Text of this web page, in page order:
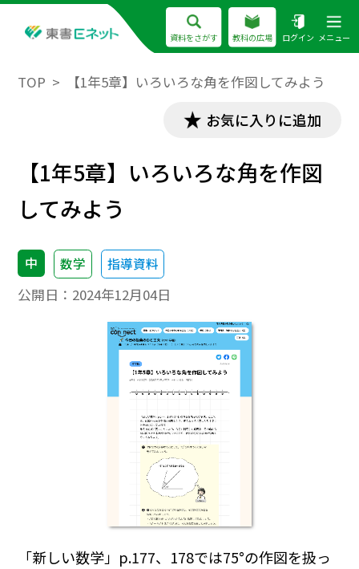
資料をさがす 教科の広場 ログイン メニュー
TOP 【1年5章】いろいろな角を作図してみよう
お気に入りに追加
【1年5章】いろいろな角を作図
してみよう
中 数学 指導資料
公開日： 2024年12月04日
「新しい数学」p.177、178では75°の作図を扱っ